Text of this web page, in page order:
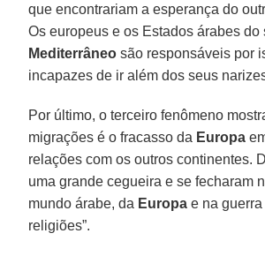
que encontrariam a esperança do
Os europeus e os Estados árabes do
Mediterrâneo são responsáveis por
incapazes de ir além dos seus
Por último, o terceiro fenômeno
migrações é o fracasso da Europa
relações com os outros continentes.
uma grande cegueira e se fecharam
mundo árabe, da Europa e na
religiões”.